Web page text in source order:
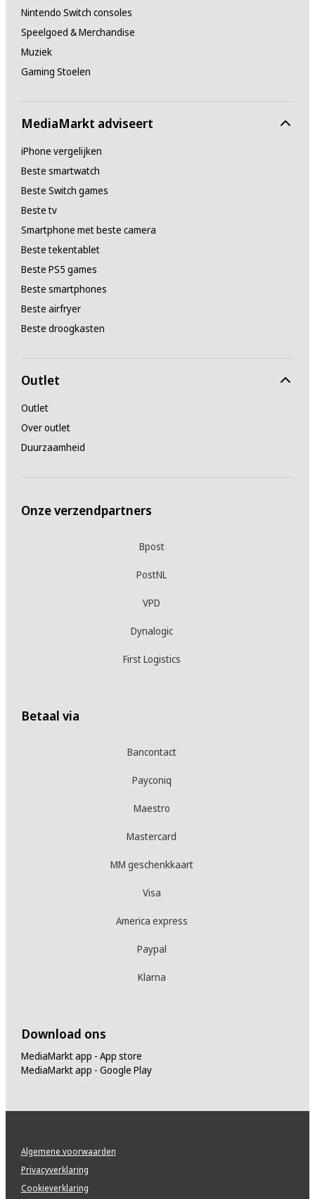
Nintendo Switch consoles
Speelgoed & Merchandise
Muziek
Gaming Stoelen
MediaMarkt adviseert
iPhone vergelijken
Beste smartwatch
Beste Switch games
Beste tv
Smartphone met beste camera
Beste tekentablet
Beste PS5 games
Beste smartphones
Beste airfryer
Beste droogkasten
Outlet
Outlet
Over outlet
Duurzaamheid
Onze verzendpartners
Bpost
PostNL
VPD
Dynalogic
First Logistics
Betaal via
Bancontact
Payconiq
Maestro
Mastercard
MM geschenkkaart
Visa
America express
Paypal
Klarna
Download ons
MediaMarkt app - App store
MediaMarkt app - Google Play
Algemene voorwaarden
Privacyverklaring
Cookieverklaring